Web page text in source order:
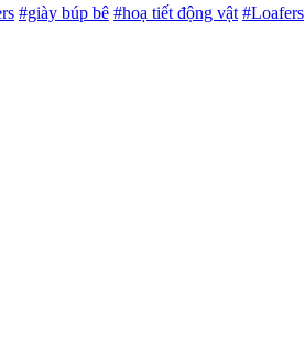
#giày búp bê #hoạ tiết động vật #Loafers